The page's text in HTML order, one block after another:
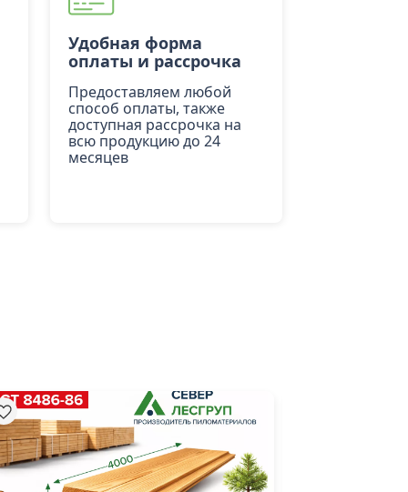
Удобная форма
оплаты и рассрочка
Предоставляем любой
способ оплаты, также
доступная рассрочка на
всю продукцию до 24
месяцев